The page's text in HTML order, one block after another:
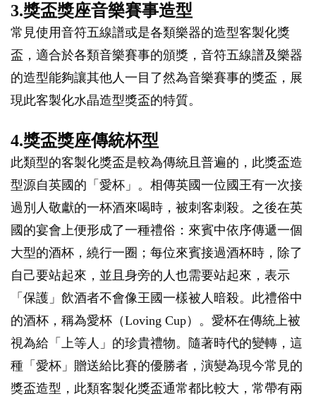
3.獎盃獎座音樂賽事造型
常見使用音符五線譜或是各類樂器的造型客製化獎
盃，適合於各類音樂賽事的頒獎，音符五線譜及樂器
的造型能夠讓其他人一目了然為音樂賽事的獎盃，展
現此客製化水晶造型獎盃的特質。
4.獎盃獎座傳統杯型
此類型的客製化獎盃是較為傳統且普遍的，此獎盃造
型源自英國的「愛杯」。相傳英國一位國王有一次接
過別人敬獻的一杯酒來喝時，被刺客刺殺。之後在英
國的宴會上便形成了一種禮俗：來賓中依序傳遞一個
大型的酒杯，繞行一圈；每位來賓接過酒杯時，除了
自己要站起來，並且身旁的人也需要站起來，表示
「保護」飲酒者不會像王國一樣被人暗殺。此禮俗中
的酒杯，稱為愛杯（Loving Cup）。愛杯在傳統上被
視為給「上等人」的珍貴禮物。隨著時代的變轉，這
種「愛杯」贈送給比賽的優勝者，演變為現今常見的
獎盃造型，此類客製化獎盃通常都比較大，常帶有兩